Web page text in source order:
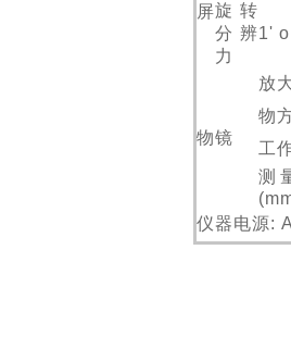
屏旋转
分辨
力
1'
物镜
放
物
工
测
仪器电源: